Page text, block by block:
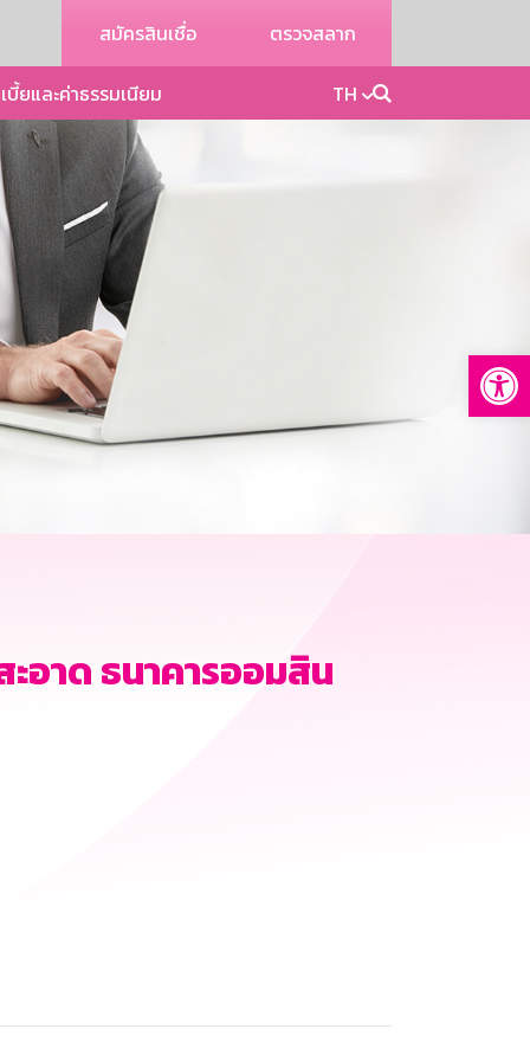
สมัครสินเชื่อ ตรวจสลาก
บี้ยและค่าธรรมเนียม TH
อาด ธนาคารออมสิน